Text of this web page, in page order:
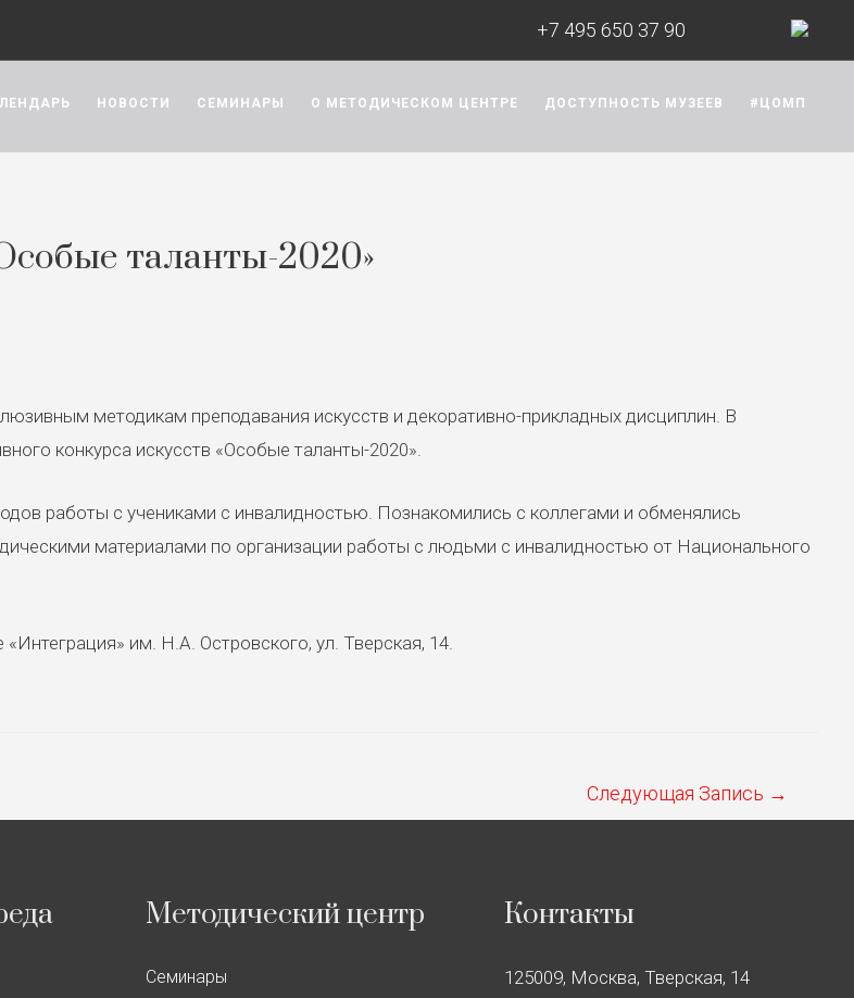
+7 495 650 37 90
НОВОСТИ СЕМИНАРЫ О МЕТОДИЧЕСКОМ ЦЕНТРЕ ДОСТУПНОСТЬ МУЗЕЕВ #ЦОМП
таланты-2020»
методикам преподавания искусств и декоративно-прикладных дисциплин. В
конкурса искусств «Особые таланты-2020».
работы с учениками с инвалидностью. Познакомились с коллегами и обменялись
материалами по организации работы с людьми с инвалидностью от Национального
им. Н.А. Островского, ул. Тверская, 14.
Следующая Запись →
Методический центр
Семинары
Контакты
125009, Москва, Тверская, 14